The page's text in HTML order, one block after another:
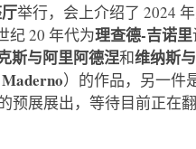
举行，会上介绍了 2024
纪 20 年代为理查德-吉诺里
斯与阿里阿德涅和维纳斯
）的作品，另一件
预展展出，等待目前正在